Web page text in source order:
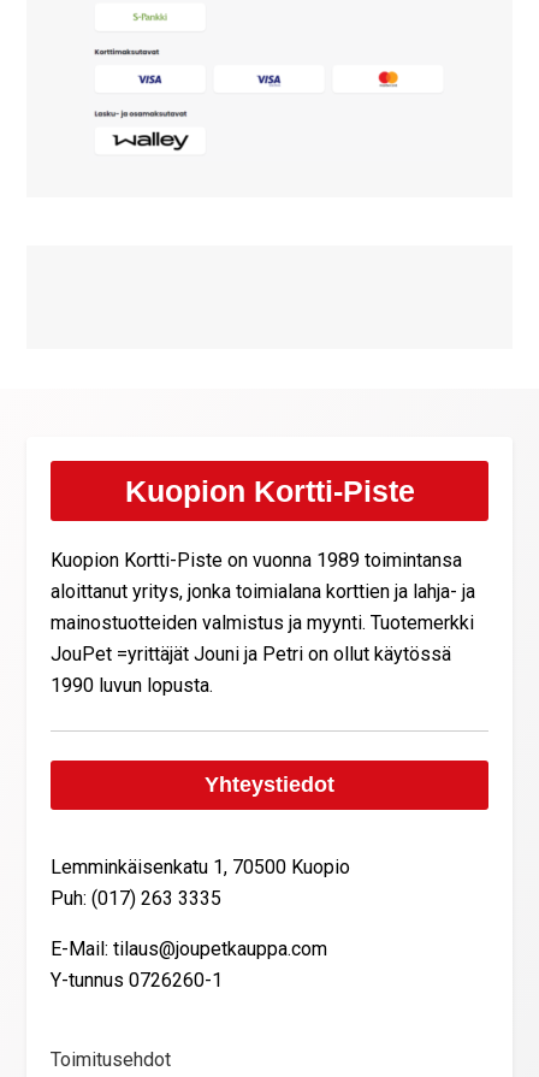
Kuopion Kortti-Piste
Kuopion Kortti-Piste on vuonna 1989 toimintansa
aloittanut yritys, jonka toimialana korttien ja lahja- ja
mainostuotteiden valmistus ja myynti. Tuotemerkki
JouPet =yrittäjät Jouni ja Petri on ollut käytössä
1990 luvun lopusta.
Yhteystiedot
Lemminkäisenkatu 1, 70500 Kuopio
Puh: (017) 263 3335
E-Mail: tilaus@joupetkauppa.com
Y-tunnus 0726260-1
Toimitusehdot